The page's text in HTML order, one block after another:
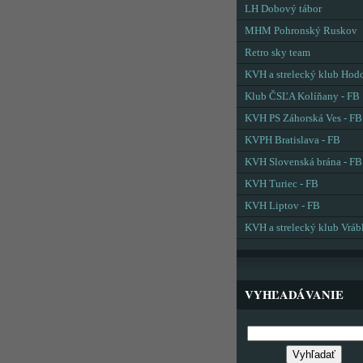
LH Dobový tábor
MHM Pohronský Ruskov
Retro sky team
KVH a strelecký klub
Klub ČSĽA Kolíňany - FB
KVH PS Záhorská Ves - FB
KVPH Bratislava - FB
KVH Slovenská brána - FB
KVH Turiec - FB
KVH Liptov - FB
KVH a strelecký klub
VYHĽADÁVANIE